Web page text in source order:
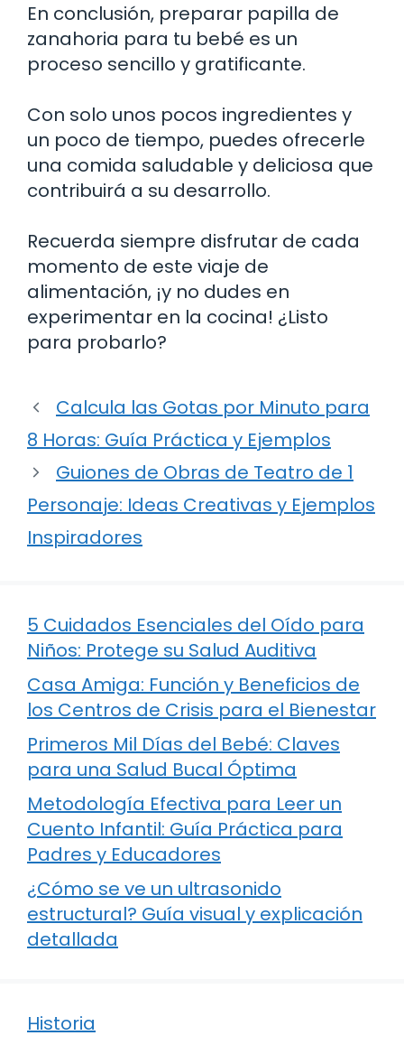
En conclusión, preparar papilla de
zanahoria para tu bebé es un
proceso sencillo y gratificante.
Con solo unos pocos ingredientes y
un poco de tiempo, puedes ofrecerle
una comida saludable y deliciosa que
contribuirá a su desarrollo.
Recuerda siempre disfrutar de cada
momento de este viaje de
alimentación, ¡y no dudes en
experimentar en la cocina! ¿Listo
para probarlo?
Calcula las Gotas por Minuto para
8 Horas: Guía Práctica y Ejemplos
Guiones de Obras de Teatro de 1
Personaje: Ideas Creativas y Ejemplos
Inspiradores
5 Cuidados Esenciales del Oído para
Niños: Protege su Salud Auditiva
Casa Amiga: Función y Beneficios de
los Centros de Crisis para el Bienestar
Primeros Mil Días del Bebé: Claves
para una Salud Bucal Óptima
Metodología Efectiva para Leer un
Cuento Infantil: Guía Práctica para
Padres y Educadores
¿Cómo se ve un ultrasonido
estructural? Guía visual y explicación
detallada
Historia